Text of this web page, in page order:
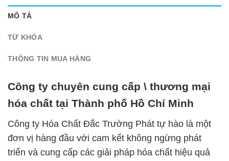
MÔ TẢ
TỪ KHÓA
THÔNG TIN MUA HÀNG
Công ty chuyên cung cấp \ thương mại
hóa chất tại Thành phố Hồ Chí Minh
Công ty Hóa Chất Đắc Trường Phát tự hào là một
đơn vị hàng đầu với cam kết không ngừng phát
triển và cung cấp các giải pháp hóa chất hiệu quả